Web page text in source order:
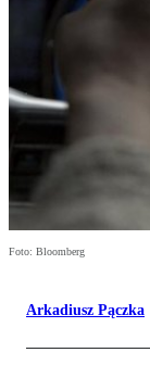
Foto: Bloomberg
Arkadiusz Pączka